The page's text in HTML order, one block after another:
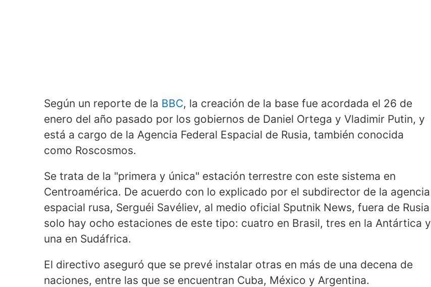
Según un reporte de la BBC, la creación de la base fue acordada el 26 de
enero del año pasado por los gobiernos de Daniel Ortega y Vladimir Putin, y
está a cargo de la Agencia Federal Espacial de Rusia, también conocida
como Roscosmos.
Se trata de la "primera y única" estación terrestre con este sistema en
Centroamérica. De acuerdo con lo explicado por el subdirector de la agencia
espacial rusa, Serguéi Savéliev, al medio oficial Sputnik News, fuera de Rusia
solo hay ocho estaciones de este tipo: cuatro en Brasil, tres en la Antártica y
una en Sudáfrica.
El directivo aseguró que se prevé instalar otras en más de una decena de
naciones, entre las que se encuentran Cuba, México y Argentina.